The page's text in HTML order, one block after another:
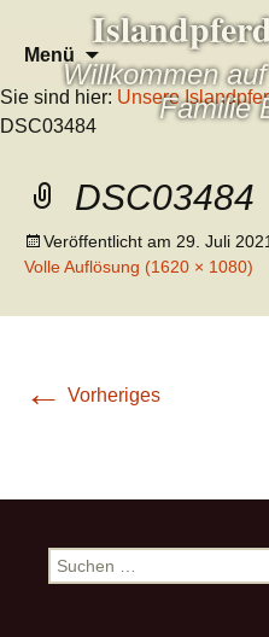
Willkommen
Familie
Menü
Zum
Inhalt
springen
Sie sind hier: Unsere
DSC03484
DSC03484
Veröffentlicht am 29. Juli 2021
Volle Auflösung (1620 × 1080)
← Vorheriges
Suchen
nach: